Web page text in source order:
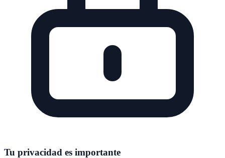
Tu privacidad es importante